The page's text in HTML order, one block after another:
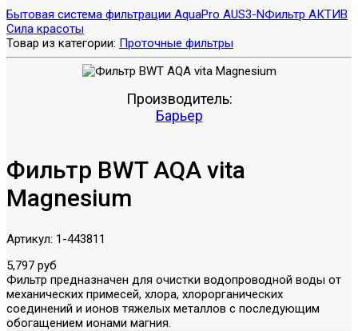
Бытовая система фильтрации AquaPro AUS3-NФильтр АКТИВ
Сила красоты
Товар из категории: Проточные фильтры
Производитель:
Барьер
Фильтр BWT AQA vita
Magnesium
Артикул: 1-443811
5,797 руб
Фильтр предназначен для очистки водопроводной воды от
механических примесей, хлора, хлорорганических
соединений и ионов тяжелых металлов с последующим
обогащением ионами магния.